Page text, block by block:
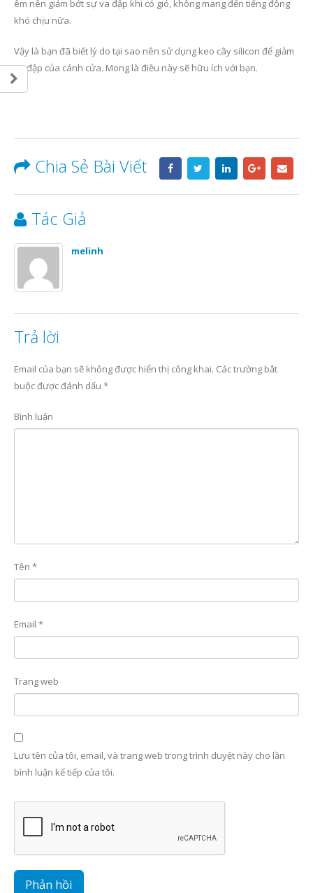
êm nên giảm bớt sự va đập khi có gió, không mang đến tiếng động
khó chịu nữa.
Vậy là bạn đã biết lý do tại sao nên sử dụng keo cây silicon để giảm
va đập của cánh cửa. Mong là điều này sẽ hữu ích với bạn.
Chia Sẻ Bài Viết
Tác Giả
melinh
Trả lời
Email của bạn sẽ không được hiển thị công khai. Các trường bắt
buộc được đánh dấu *
Bình luận
Tên *
Email *
Trang web
Lưu tên của tôi, email, và trang web trong trình duyệt này cho lần
bình luận kế tiếp của tôi.